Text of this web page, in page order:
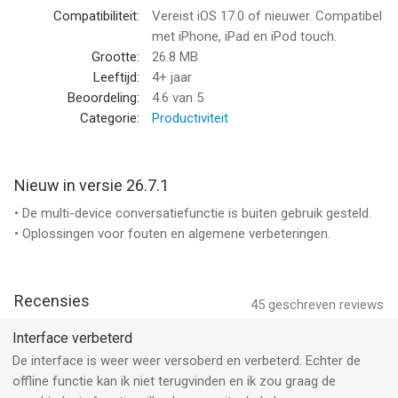
Microsoft Translator van Microsoft Corporation is een app
voor iPhone, iPad en iPod touch met iOS versie 17.0 of hoger,
geschikt bevonden voor gebruikers met leeftijden vanaf
Compatibiliteit:
Vereist iOS 17.0 of nieuwer. Compatibel
met iPhone, iPad en iPod touch.
Grootte:
26.8 MB
Leeftijd:
4+ jaar
Beoordeling:
4.6 van 5
Categorie:
Productiviteit
Nieuw in versie 26.7.1
• De multi-device conversatiefunctie is buiten gebruik gesteld.
• Oplossingen voor fouten en algemene verbeteringen.
45 geschreven reviews
Recensies
Interface verbeterd
De interface is weer weer versoberd en verbeterd. Echter de
offline functie kan ik niet terugvinden en ik zou graag de